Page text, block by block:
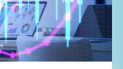
ップページ
特集
動画
トマップ
い合わせ
定のセミナー
12開催】「イノベーションを
値化する」～投資される事業の